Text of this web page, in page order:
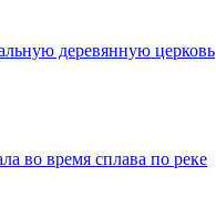
деревянную церковь
во время сплава по реке